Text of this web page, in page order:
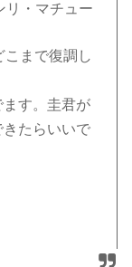
リ・マチュー
まで復調し
す。圭君が
たらいいで